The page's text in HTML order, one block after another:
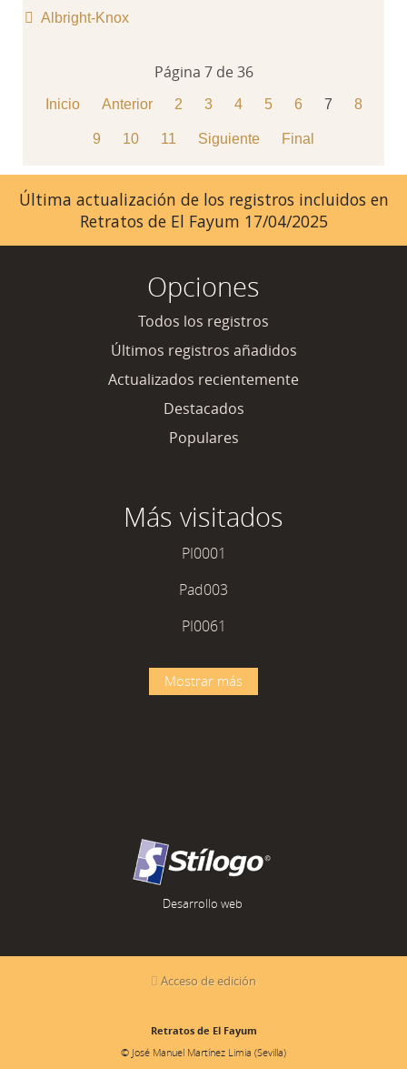
Albright-Knox
Página 7 de 36
Inicio Anterior 2 3 4 5 6 7 8
9 10 11 Siguiente Final
Última actualización de los registros incluidos en
Retratos de El Fayum 17/04/2025
Opciones
Todos los registros
Últimos registros añadidos
Actualizados recientemente
Destacados
Populares
Más visitados
PI0001
Pad003
PI0061
Mostrar más
Desarrollo web
Acceso de edición
Retratos de El Fayum
© José Manuel Martínez Limia (Sevilla)